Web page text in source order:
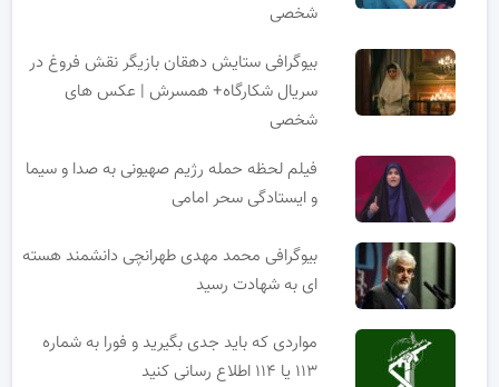
شخصی
بیوگرافی ستایش دهقان بازیگر نقش فروغ در
سریال شکارگاه+ همسرش | عکس های
شخصی
فیلم لحظه حمله رژیم صهیونی به صدا و سیما
و ایستادگی سحر امامی
بیوگرافی محمد مهدی طهرانچی دانشمند هسته
ای به شهادت رسید
مواردی که باید جدی بگیرید و فورا به شماره
۱۱۳ یا ۱۱۴ اطلاع رسانی کنید